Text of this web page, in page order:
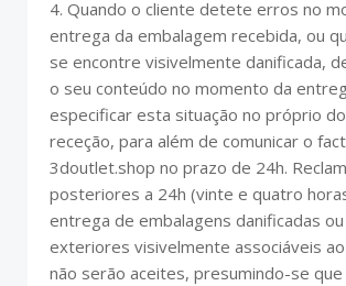
4. Quando o cliente detete erros no
entrega da embalagem recebida, ou
se encontre visivelmente danificada,
o seu conteúdo no momento da
especificar esta situação no próprio
receção, para além de comunicar o
3doutlet.shop no prazo de 24h.
posteriores a 24h (vinte e quatro
entrega de embalagens danificadas
exteriores visivelmente associáveis
não serão aceites, presumindo-se